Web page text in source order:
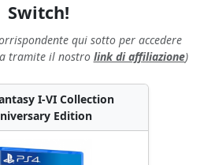
Switch!
qui sotto per accedere
tramite il nostro link di affiliazione)
I-VI Collection
Edition